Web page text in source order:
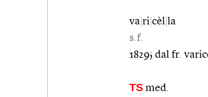
va ri cèl la
s.f.
1829; dal fr.
TS med.